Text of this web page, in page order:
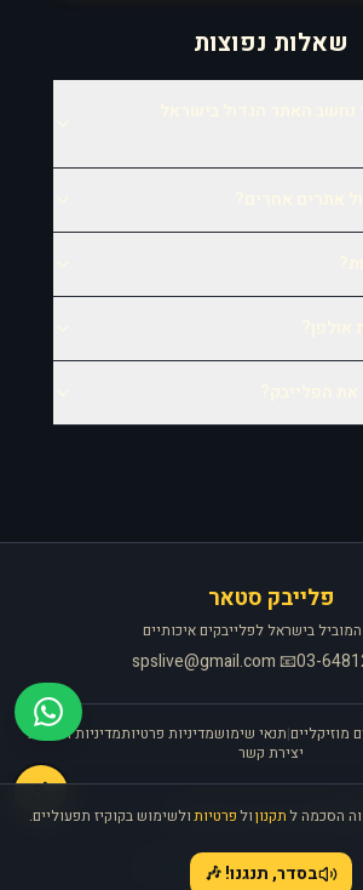
שאלות נפוצות
פלייבק סטאר
בישראל לפלייבקים איכותיים
📧 spslive@gmail.com
מוזיקליים|תנאי שימושמדיניות פרטיותמדיניות החזרות
יצירת קשר
🎧האתר פועל ברישיון אקו״ם
פלייבק סטאר. כל הזכויות שמורות.
הסכמה ל תקנוןול פרטיותולשימוש בקוקיז תפעוליים.
בסדר, תנגנו! 🎶